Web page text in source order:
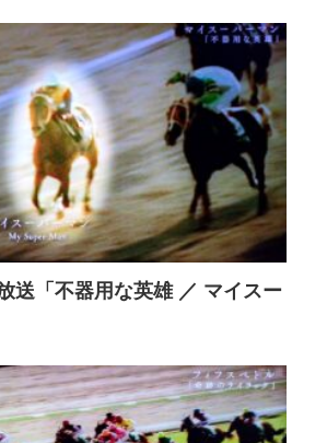
送「不器用な英雄 ／ マイスー